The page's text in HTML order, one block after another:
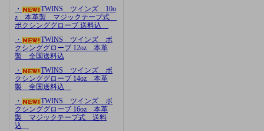
・
TWINS ツインズ 10o
z 本革製 マジックテープ式
ボクシンググローブ 送料込
・
TWINS ツインズ ボ
クシンググローブ 12oz 本革
製 全国送料込
・
TWINS ツインズ ボ
クシンググローブ 14oz 本革
製 全国送料込
・
TWINS ツインズ ボ
クシンググローブ 16oz 本革
製 マジックテープ式 送料
込